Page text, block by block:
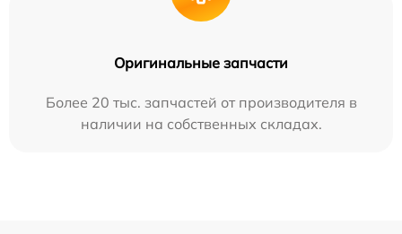
Оригинальные запчасти
Более 20 тыс. запчастей от производителя в
наличии на собственных складах.